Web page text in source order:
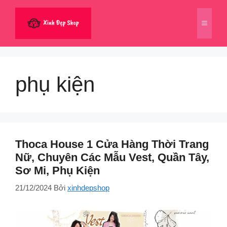
dung
Menu
phụ kiện
Thoca House 1 Cửa Hàng Thời Trang
Nữ, Chuyên Các Mẫu Vest, Quần Tây,
Sơ Mi, Phụ Kiện
21/12/2024 Bởi xinhdepshop